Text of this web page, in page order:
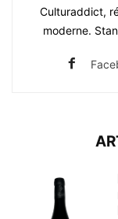
Culturaddict,
moderne.